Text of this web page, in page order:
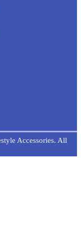
k
Accessories. All